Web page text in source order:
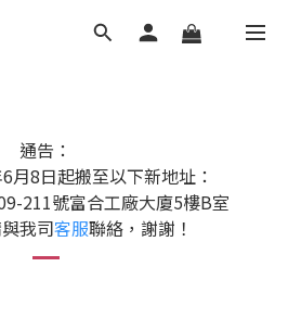
通告：
月8日起搬至以下新地址：
211號富合工廠大廈5樓B室
我司客服聯絡，謝謝！